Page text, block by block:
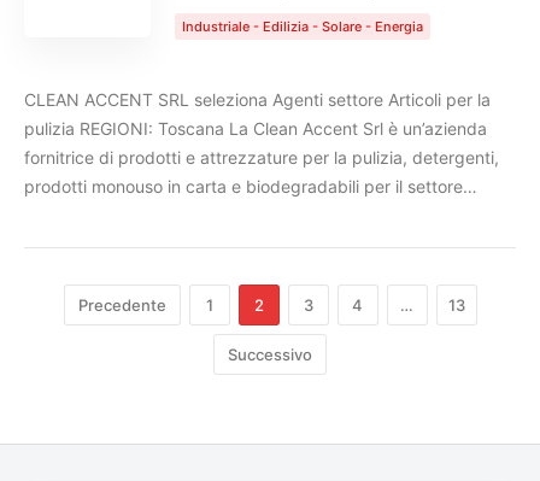
Industriale - Edilizia - Solare - Energia
CLEAN ACCENT SRL seleziona Agenti settore Articoli per la
pulizia REGIONI: Toscana La Clean Accent Srl è un’azienda
fornitrice di prodotti e attrezzature per la pulizia, detergenti,
prodotti monouso in carta e biodegradabili per il settore…
Precedente 1 2 3 4 … 13
Successivo